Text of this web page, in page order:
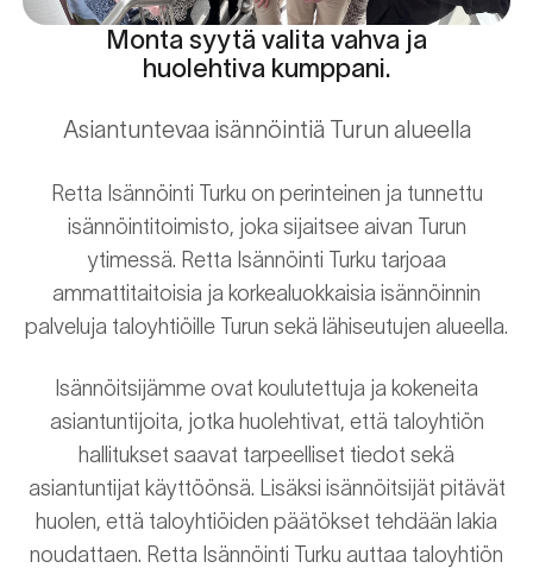
Monta syytä valita vahva ja
huolehtiva kumppani.
Asiantuntevaa isännöintiä Turun alueella
Retta Isännöinti Turku on perinteinen ja tunnettu
isännöintitoimisto, joka sijaitsee aivan Turun
ytimessä. Retta Isännöinti Turku tarjoaa
ammattitaitoisia ja korkealuokkaisia isännöinnin
palveluja taloyhtiöille Turun sekä lähiseutujen alueella.
Isännöitsijämme ovat koulutettuja ja kokeneita
asiantuntijoita, jotka huolehtivat, että taloyhtiön
hallitukset saavat tarpeelliset tiedot sekä
asiantuntijat käyttöönsä. Lisäksi isännöitsijät pitävät
huolen, että taloyhtiöiden päätökset tehdään lakia
noudattaen. Retta Isännöinti Turku auttaa taloyhtiön